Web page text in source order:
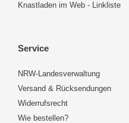
Knastladen im Web - Linkliste
Service
NRW-Landesverwaltung
Versand & Rücksendungen
Widerrufsrecht
Wie bestellen?